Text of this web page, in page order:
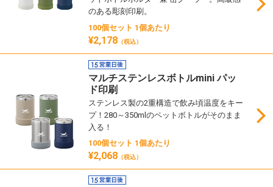
のある彫刻印刷。
100個セット 1個あたり
¥2,178 （税込）
マルチステンレスボトルmini パッ
ド印刷
ステンレス製の2重構造で飲み頃温度をキー
プ！280～350mlのペットボトルがそのまま
入る！
100個セット 1個あたり
¥2,068 （税込）